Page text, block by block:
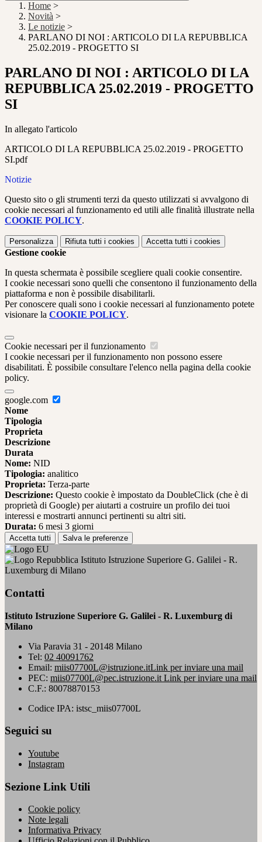
Home >
Novità >
Le notizie >
PARLANO DI NOI : ARTICOLO DI LA REPUBBLICA
25.02.2019 - PROGETTO SI
PARLANO DI NOI : ARTICOLO DI LA
REPUBBLICA 25.02.2019 - PROGETTO
SI
In allegato l'articolo
ARTICOLO DI LA REPUBBLICA 25.02.2019 - PROGETTO
SI.pdf
Notizie
Questo sito o gli strumenti terzi da questo utilizzati si avvalgono di
cookie necessari al funzionamento ed utili alle finalità illustrate nella
COOKIE POLICY.
Personalizza Rifiuta tutti i cookies Accetta tutti i cookies
Gestione cookie
In questa schermata è possibile scegliere quali cookie consentire.
I cookie necessari sono quelli che consentono il funzionamento della
piattaforma e non è possibile disabilitarli.
Per conoscere quali sono i cookie necessari al funzionamento potete
visionare la COOKIE POLICY.
Cookie necessari per il funzionamento
I cookie necessari per il funzionamento non possono essere
disabilitati. È possibile consultare l'elenco nella pagina della cookie
policy.
google.com
Nome
Tipologia
Proprieta
Descrizione
Durata
Nome: NID
Tipologia: analitico
Proprieta: Terza-parte
Descrizione: Questo cookie è impostato da DoubleClick (che è di
proprietà di Google) per aiutarti a costruire un profilo dei tuoi
interessi e mostrarti annunci pertinenti su altri siti.
Durata: 6 mesi 3 giorni
Accetta tutti Salva le preferenze
Istituto Istruzione Superiore G. Galilei - R.
Luxemburg di Milano
Contatti
Istituto Istruzione Superiore G. Galilei - R. Luxemburg di
Milano
Via Paravia 31 - 20148 Milano
Tel: 02 40091762
Email: miis07700L@istruzione.itLink per inviare una mail
PEC: miis07700L@pec.istruzione.it Link per inviare una mail
C.F.: 80078870153
Codice IPA: istsc_miis07700L
Seguici su
Youtube
Instagram
Sezione Link Utili
Cookie policy
Note legali
Informativa Privacy